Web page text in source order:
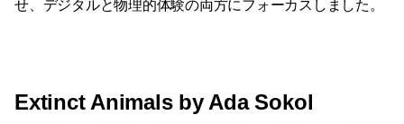
せ、デジタルと物理的体験の両方にフォーカスしました。
Extinct Animals by Ada Sokol